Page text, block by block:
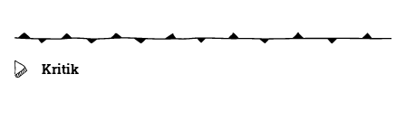
Kritik